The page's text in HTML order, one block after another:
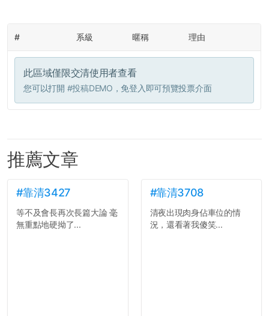
# 系級 暱稱 理由
此區域僅限交清使用者查看
您可以打開 #投稿DEMO ，免登入即可預覽投票介面
推薦文章
#靠清3427
等不及會長再次長篇大論 毫
無重點地硬拗了...
#靠清3708
清夜出現肉身佔車位的情
況，還看著我傻笑...